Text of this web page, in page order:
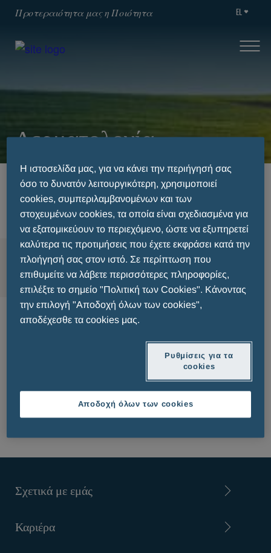
Προτεραιότητα μας η Ποιότητα EL
Δερματολογία
HOME ΘΕΡΑΠΕΥΤΙΚΈΣ ΚΑΤΗΓΟΡΊΕΣ
ΑΚΜΉ
ΔΕΡΜΑΤΟΛΟΓΊΑ
MENU
Δερματολογία
Σχετικά με εμάς
Καριέρα
Η ιστοσελίδα μας, για να κάνει την περιήγησή σας
όσο το δυνατόν λειτουργικότερη, χρησιμοποιεί
cookies, συμπεριλαμβανομένων και των
στοχευμένων cookies, τα οποία είναι σχεδιασμένα για
να εξατομικεύουν το περιεχόμενο, ώστε να εξυπηρετεί
καλύτερα τις προτιμήσεις που έχετε εκφράσει κατά την
πλοήγησή σας στον ιστό. Σε περίπτωση που
επιθυμείτε να λάβετε περισσότερες πληροφορίες,
επιλέξτε το σημείο "Πολιτική των Cookies". Κάνοντας
την επιλογή "Αποδοχή όλων των cookies",
αποδέχεσθε τα cookies μας.
Ρυθμίσεις για τα
cookies
Αποδοχή όλων των cookies